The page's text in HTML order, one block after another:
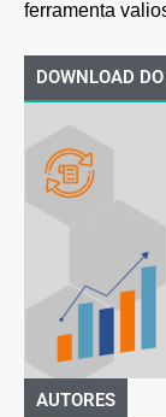
ferramenta
DOWNLOAD
AUTORES